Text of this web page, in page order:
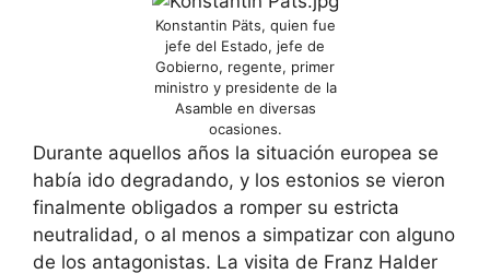
Konstantin Päts, quien fue
jefe del Estado, jefe de
Gobierno, regente, primer
ministro y presidente de la
Asamble en diversas
ocasiones.
Durante aquellos años la situación europea se
había ido degradando, y los estonios se vieron
finalmente obligados a romper su estricta
neutralidad, o al menos a simpatizar con alguno
de los antagonistas. La visita de Franz Halder